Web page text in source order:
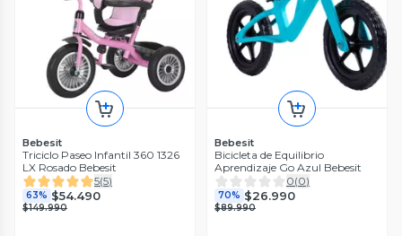
Bebesit
Triciclo Paseo Infantil 360 1326
LX Rosado Bebesit
5(5)
63% $54.490
$149.990
Bebesit
Bicicleta de Equilibrio
Aprendizaje Go Azul Bebesit
0(0)
70% $26.990
$89.990